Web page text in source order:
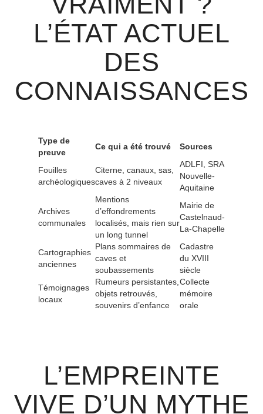
L’ÉTAT ACTUEL
DES
CONNAISSANCES
Type de
preuve
Ce qui a été trouvé Sources
Fouilles
archéologiques
Citerne, canaux, sas,
caves à 2 niveaux
ADLFI, SRA
Nouvelle-
Aquitaine
Archives
communales
Mentions
d’effondrements
localisés, mais rien sur
un long tunnel
Mairie de
Castelnaud-
La-Chapelle
Cartographies
anciennes
Plans sommaires de
caves et
soubassements
Cadastre
du XVIII
siècle
Témoignages
locaux
Rumeurs persistantes,
objets retrouvés,
souvenirs d’enfance
Collecte
mémoire
orale
L’EMPREINTE
VIVE D’UN MYTHE